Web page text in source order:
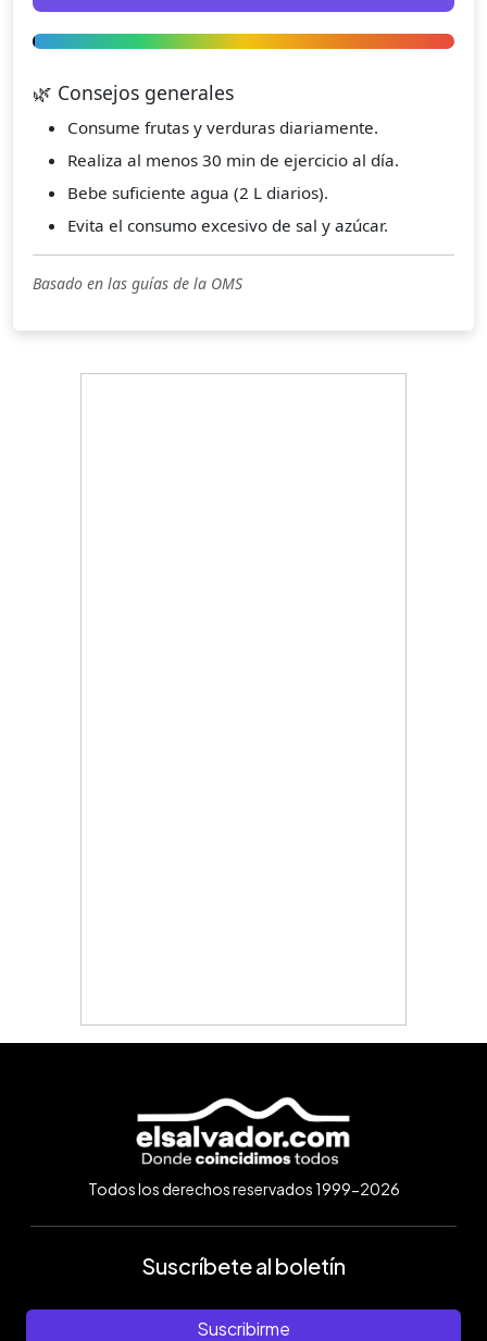
🌿 Consejos generales
Consume frutas y verduras diariamente.
Realiza al menos 30 min de ejercicio al día.
Bebe suficiente agua (2 L diarios).
Evita el consumo excesivo de sal y azúcar.
Basado en las guías de la OMS
Todos los derechos reservados 1999-2026
Suscríbete al boletín
Suscribirme